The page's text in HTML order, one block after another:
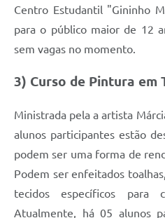
Centro Estudantil "Gininho
para o público maior de 12
sem vagas no momento.
3) Curso de Pintura em
Ministrada pela a artista
alunos participantes estão
podem ser uma forma de
Podem ser enfeitados
tecidos específicos para
Atualmente, há 05 alunos